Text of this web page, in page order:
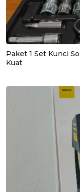
Paket 1 Set Kunci
Kuat